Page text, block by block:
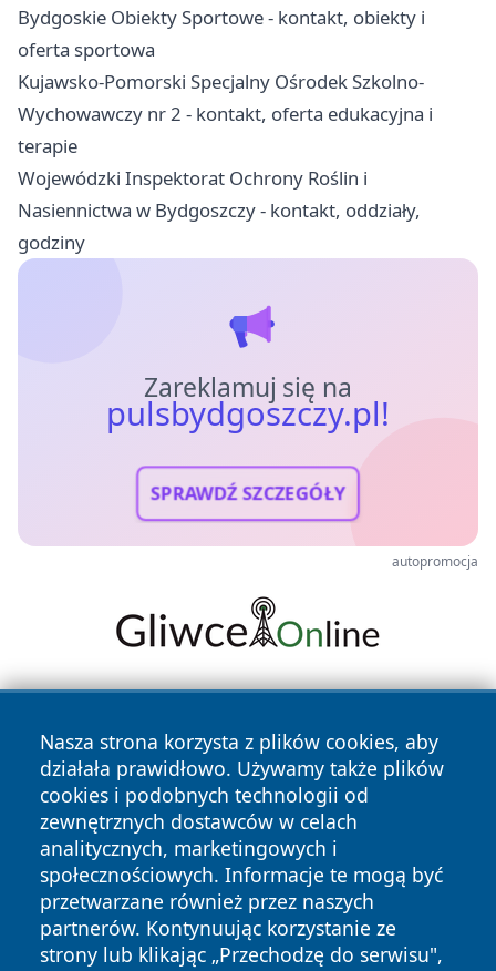
Bydgoskie Obiekty Sportowe - kontakt, obiekty i
oferta sportowa
Kujawsko-Pomorski Specjalny Ośrodek Szkolno-
Wychowawczy nr 2 - kontakt, oferta edukacyjna i
terapie
Wojewódzki Inspektorat Ochrony Roślin i
Nasiennictwa w Bydgoszczy - kontakt, oddziały,
godziny
Zareklamuj się na
pulsbydgoszczy.pl!
SPRAWDŹ SZCZEGÓŁY
autopromocja
Nasza strona korzysta z plików cookies, aby
działała prawidłowo. Używamy także plików
cookies i podobnych technologii od
zewnętrznych dostawców w celach
analitycznych, marketingowych i
społecznościowych. Informacje te mogą być
przetwarzane również przez naszych
partnerów. Kontynuując korzystanie ze
strony lub klikając „Przechodzę do serwisu",
Copyright © 2026 pulsbydgoszczy.pl Wszystkie prawa
zastrzeżone.
News Autorzy
Polityka
Prywatności
Polityka
Cookies